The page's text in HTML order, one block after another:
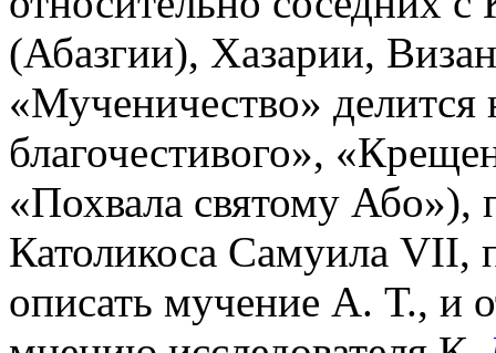
(Абазгии), Хазарии,
«Мученичество» делится
благочестивого»,
«Похвала святому Або»),
Католикоса Самуила VII,
описать мучение А. Т., и